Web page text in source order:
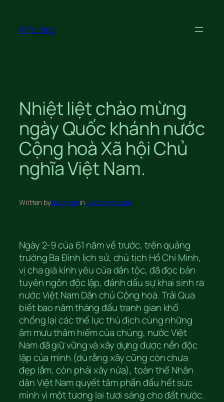
content
An's blog
Nhiệt liệt chào mừng
ngày Quốc khánh nước
Cộng hoà Xã hội Chủ
nghĩa Việt Nam.
Written bytruonganinUncategorised
Ngày 2-9 của 61 năm về trước, trên quảng
trường Ba Đình lịch sử, chủ tịch Hồ Chí Minh,
vị cha già kính yêu của dân tộc, đã đọc bản
tuyên ngôn độc lập, đánh dấu sự khai sinh ra
nước Việt Nam Dân chủ Cộng hoà. Trải Qua
biết bao năm tháng đấu tranh gian khổ
chống lại các thế lực thù địch cùng những
âm mưu thâm hiểm của chúng, nước Việt
Nam đã giữ vững và xây dựng được nền độc
lập của mình (dù rằng xây cũng còn chưa
đẹp lắm, còn phải xây nửa), toàn thể Nhân
dân Việt Nam quyết tâm phấn đấu hết sức
mình vì một tương lai tươi sáng cho đất nước.